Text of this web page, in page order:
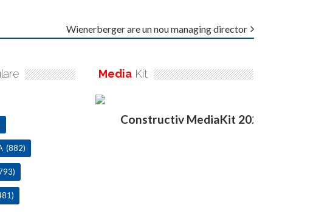
Wienerberger are un nou managing director
(882)
Media Kit
Constructiv MediaKit 2020